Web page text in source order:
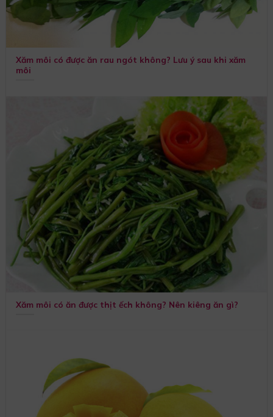
Xăm môi có được ăn rau ngót không? Lưu ý sau khi xăm
môi
Xăm môi có ăn được thịt ếch không? Nên kiêng ăn gì?